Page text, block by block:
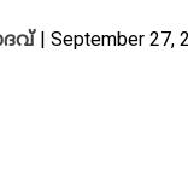
| September 27,